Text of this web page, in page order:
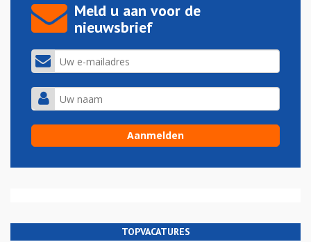
Meld u aan voor de
nieuwsbrief
TOPVACATURES